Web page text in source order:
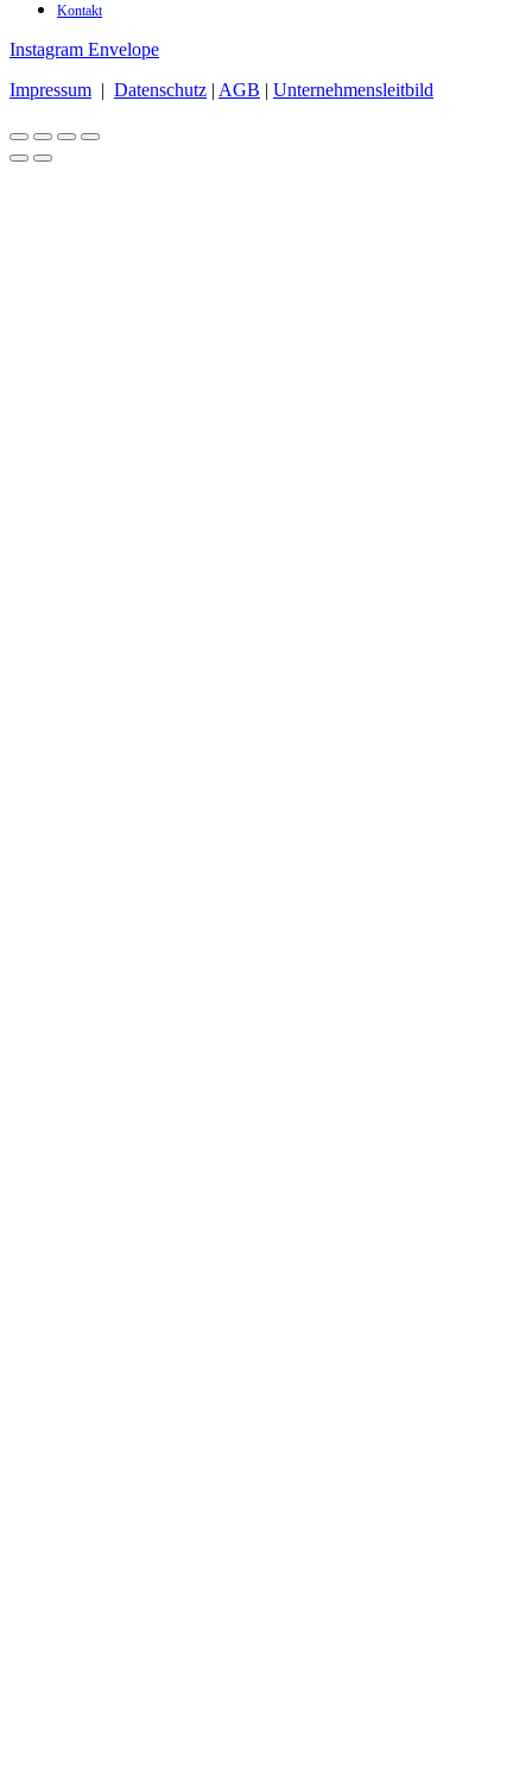
Kontakt
Instagram Envelope
Impressum | Datenschutz | AGB | Unternehmensleitbild